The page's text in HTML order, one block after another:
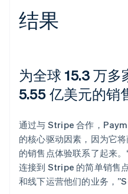
结果
为全球 15.3 万
5.55 亿美元的销
通过与 Stripe 合作，
的核心驱动因素，因为它
的销售点体验联系了起来
连接到 Stripe 的简单销售
和线下运营他们的业务，